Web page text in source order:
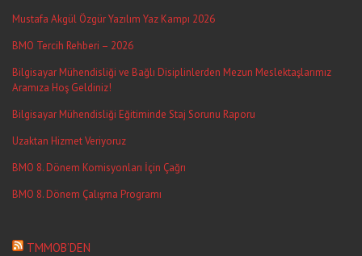
Mustafa Akgül Özgür Yazılım Yaz Kampı 2026
BMO Tercih Rehberi – 2026
Bilgisayar Mühendisliği ve Bağlı Disiplinlerden Mezun Meslektaşlarımız
Aramıza Hoş Geldiniz!
Bilgisayar Mühendisliği Eğitiminde Staj Sorunu Raporu
Uzaktan Hizmet Veriyoruz
BMO 8. Dönem Komisyonları İçin Çağrı
BMO 8. Dönem Çalışma Programı
TMMOB’DEN